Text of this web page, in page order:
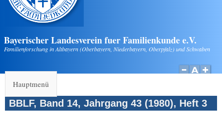
Bayerischer Landesverein fuer Familienkunde e.V.
Familienforschung in Altbayern (Oberbayern, Niederbayern, Oberpfalz) und Schwaben
Hauptmenü
BBLF, Band 14, Jahrgang 43 (1980), Heft 3